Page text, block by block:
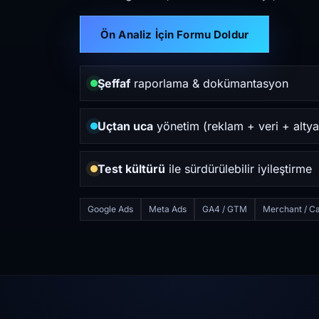
Ön Analiz İçin Formu Doldur
Şeffafraporlama & dokümantasyon
Uçtan uca yönetim (reklam + veri +
Test kültürü ile sürdürülebilir iyileştirme
Google Ads Meta Ads GA4 / GTM Merchant /